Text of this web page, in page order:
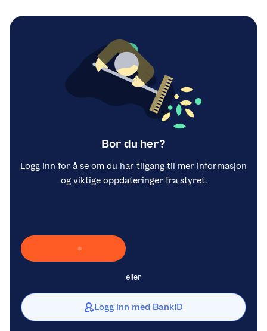
Bor du her?
Logg inn for å se om du har tilgang til mer informasjon
og viktige oppdateringer fra styret.
Laster inn Vipps …
eller
Logg inn med BankID